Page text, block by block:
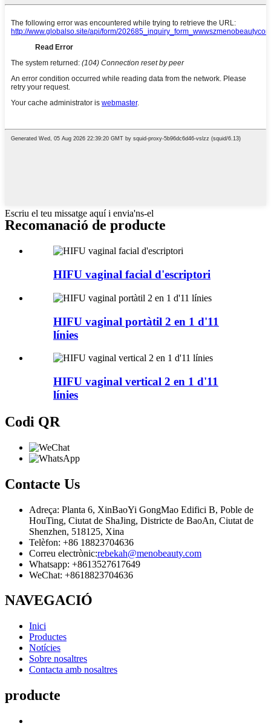
Escriu el teu missatge aquí i envia'ns-el
Recomanació de producte
HIFU vaginal facial d'escriptori
HIFU vaginal portàtil 2 en 1 d'11
línies
HIFU vaginal vertical 2 en 1 d'11
línies
Codi QR
Contacte Us
Adreça: Planta 6, XinBaoYi GongMao Edifici B, Poble de
HouTing, Ciutat de ShaJing, Districte de BaoAn, Ciutat de
Shenzhen, 518125, Xina
Telèfon: +86 18823704636
Correu electrònic:rebekah@menobeauty.com
Whatsapp: +8613527617649
WeChat: +8618823704636
NAVEGACIÓ
Inici
Productes
Notícies
Sobre nosaltres
Contacta amb nosaltres
producte